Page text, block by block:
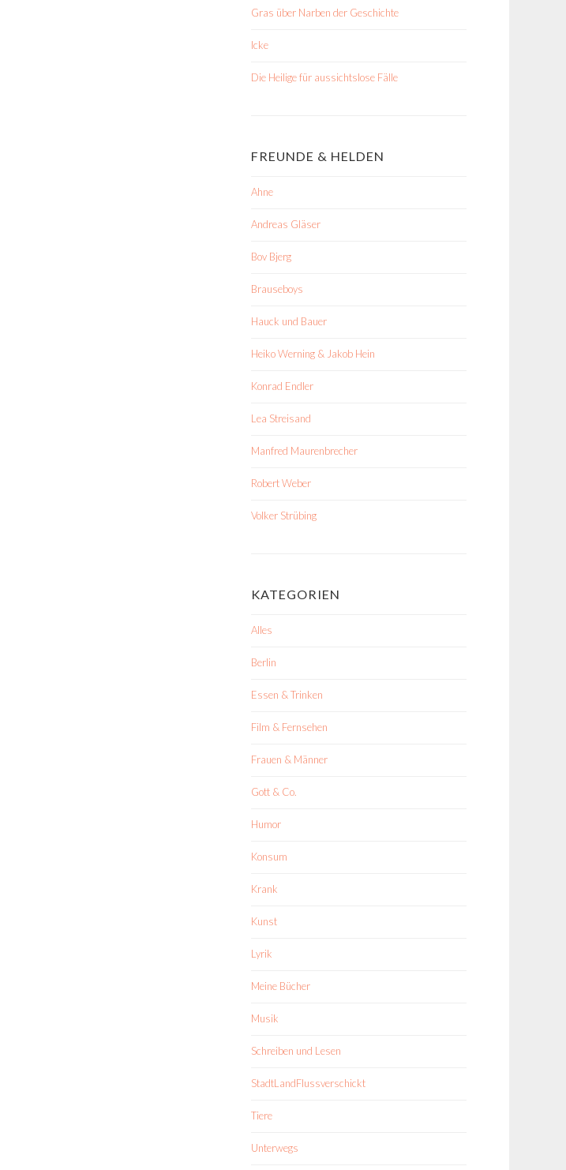
Gras über Narben der Geschichte
Icke
Die Heilige für aussichtslose Fälle
FREUNDE & HELDEN
Ahne
Andreas Gläser
Bov Bjerg
Brauseboys
Hauck und Bauer
Heiko Werning & Jakob Hein
Konrad Endler
Lea Streisand
Manfred Maurenbrecher
Robert Weber
Volker Strübing
KATEGORIEN
Alles
Berlin
Essen & Trinken
Film & Fernsehen
Frauen & Männer
Gott & Co.
Humor
Konsum
Krank
Kunst
Lyrik
Meine Bücher
Musik
Schreiben und Lesen
StadtLandFlussverschickt
Tiere
Unterwegs